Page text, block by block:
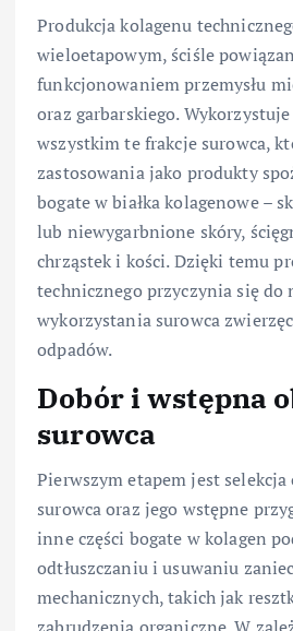
Produkcja kolagenu
wieloetapowym, ściśle
funkcjonowaniem przemysłu
oraz garbarskiego.
wszystkim te frakcje surowca,
zastosowania jako produkty
bogate w białka kolagenowe –
lub niewygarbnione skóry,
chrząstek i kości. Dzięki temu
technicznego przyczynia się do
wykorzystania surowca
odpadów.
Dobór i wstępna
surowca
Pierwszym etapem jest
surowca oraz jego wstępne
inne części bogate w kolagen
odtłuszczaniu i usuwaniu
mechanicznych, takich jak